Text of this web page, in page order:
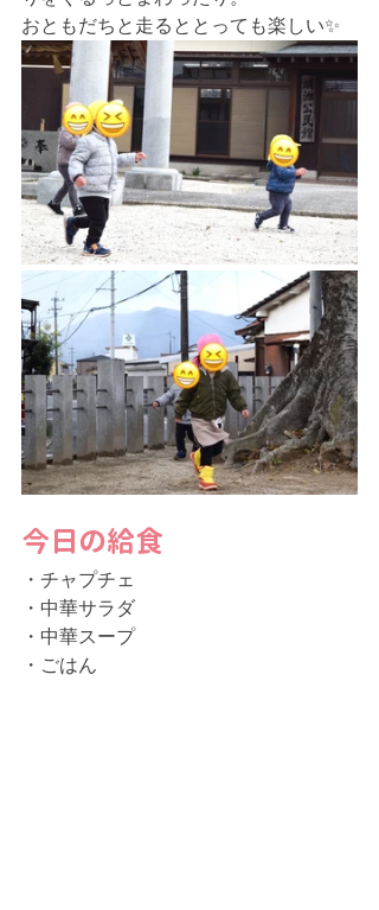
おともだちと走るととっても楽しい✨
今日の給食
・チャプチェ
・中華サラダ
・中華スープ
・ごはん